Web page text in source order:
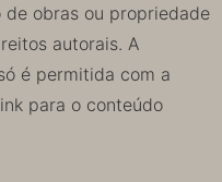
obras ou propriedade
autorais. A
é permitida com a
para o conteúdo